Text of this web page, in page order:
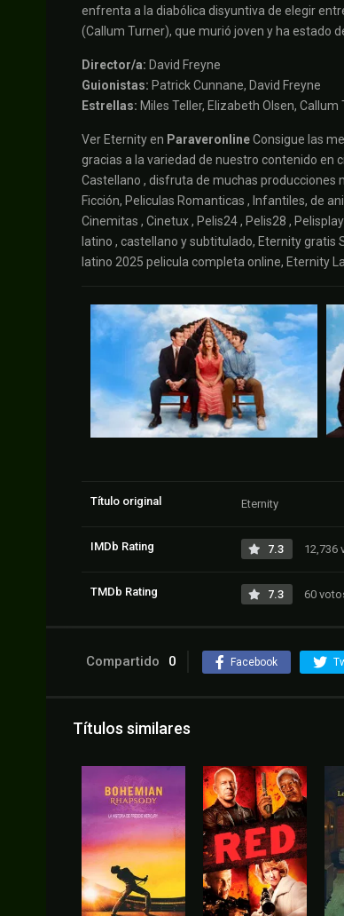
enfrenta a la diabólica disyuntiva de elegir
(Callum Turner), que murió joven y ha estado
Director/a: David Freyne
Guionistas: Patrick Cunnane, David Freyne
Estrellas: Miles Teller, Elizabeth Olsen, Callum
Ver Eternity en ParaveronlineConsigue las
gracias a la variedad de nuestro contenido en
Castellano , disfruta de muchas producciones
Ficción, Peliculas Romanticas , Infantiles, de
Cinemitas , Cinetux , Pelis24 , Pelis28 ,
latino , castellano y subtitulado, Eternity
latino 2025 pelicula completa online, Eternity
Título original Eternity
IMDb Rating 7.3 12,736
TMDb Rating 7.3 60
Compartido 0 Facebook
Títulos similares